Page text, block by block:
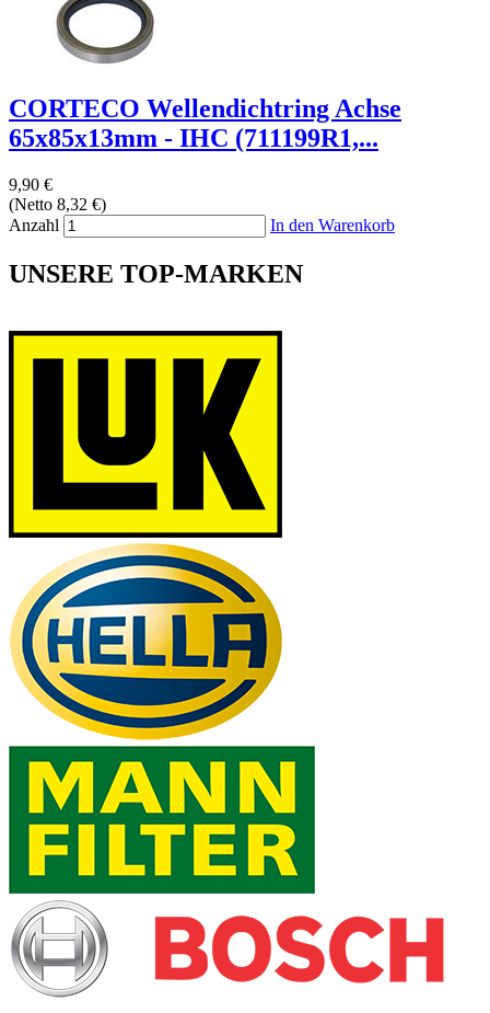
CORTECO Wellendichtring Achse
65x85x13mm - IHC (711199R1,...
9,90 €
(Netto 8,32 €)
Anzahl
In den Warenkorb
UNSERE TOP-MARKEN